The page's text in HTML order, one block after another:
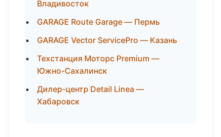
Владивосток
GARAGE Route Garage — Пермь
GARAGE Vector ServicePro — Казань
Техстанция Моторс Premium —
Южно-Сахалинск
Дилер-центр Detail Linea —
Хабаровск